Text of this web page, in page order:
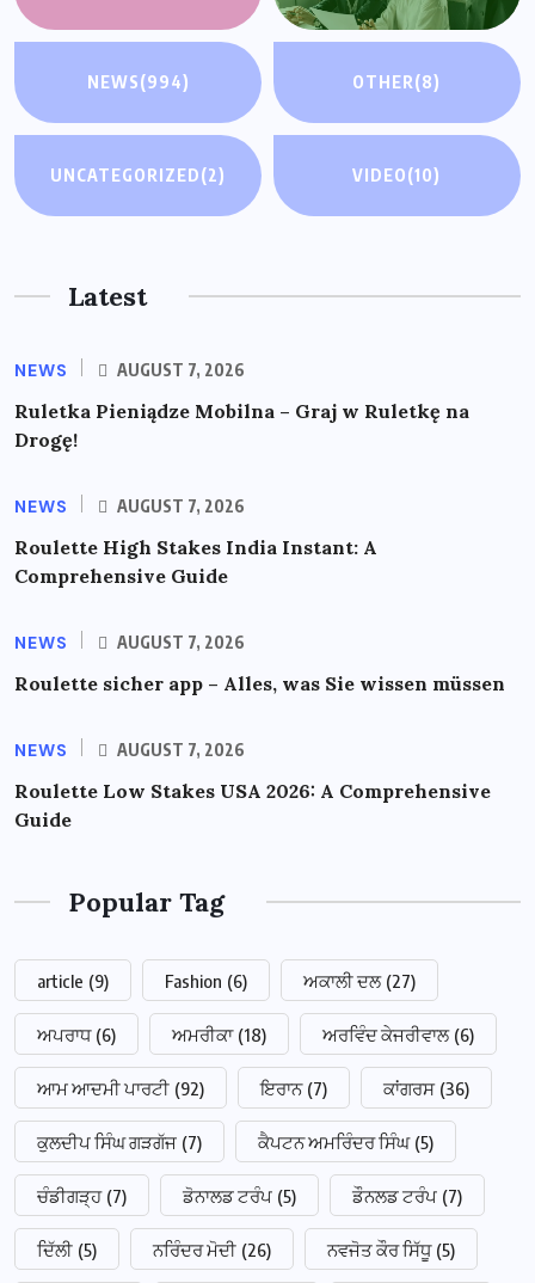
NEWS(994) OTHER(8)
UNCATEGORIZED(2) VIDEO(10)
Latest
NEWS AUGUST 7, 2026
Ruletka Pieniądze Mobilna – Graj w Ruletkę na
Drogę!
NEWS AUGUST 7, 2026
Roulette High Stakes India Instant: A
Comprehensive Guide
NEWS AUGUST 7, 2026
Roulette sicher app – Alles, was Sie wissen müssen
NEWS AUGUST 7, 2026
Roulette Low Stakes USA 2026: A Comprehensive
Guide
Popular Tag
article (9) Fashion (6) ਅਕਾਲੀ ਦਲ (27)
ਅਪਰਾਧ (6) ਅਮਰੀਕਾ (18) ਅਰਵਿੰਦ ਕੇਜਰੀਵਾਲ (6)
ਆਮ ਆਦਮੀ ਪਾਰਟੀ (92) ਇਰਾਨ (7) ਕਾਂਗਰਸ (36)
ਕੁਲਦੀਪ ਸਿੰਘ ਗੜਗੱਜ (7) ਕੈਪਟਨ ਅਮਰਿੰਦਰ ਸਿੰਘ (5)
ਚੰਡੀਗੜ੍ਹ (7) ਡੋਨਾਲਡ ਟਰੰਪ (5) ਡੌਨਲਡ ਟਰੰਪ (7)
ਦਿੱਲੀ (5) ਨਰਿੰਦਰ ਮੋਦੀ (26) ਨਵਜੋਤ ਕੌਰ ਸਿੱਧੂ (5)